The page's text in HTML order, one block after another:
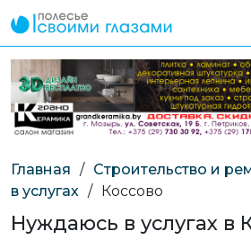
Главная / Строительство и
в услугах / Коссово
Нуждаюсь в услугах в